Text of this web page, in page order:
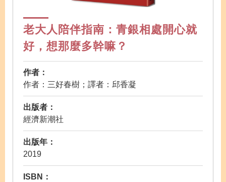
老大人陪伴指南：青銀相處開心就
好，想那麼多幹嘛？
作者：
作者：三好春樹；譯者：邱香凝
出版者：
經濟新潮社
出版年：
2019
ISBN：